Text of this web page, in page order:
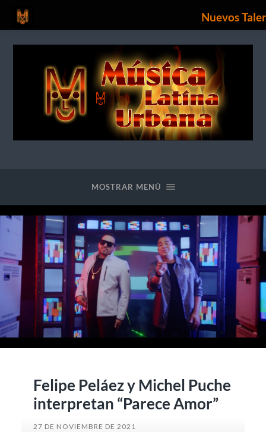
MOSTRAR MENÚ
Felipe Peláez y Michel Puche
interpretan “Parece Amor”
27 DE NOVIEMBRE DE 2021
Nuevos